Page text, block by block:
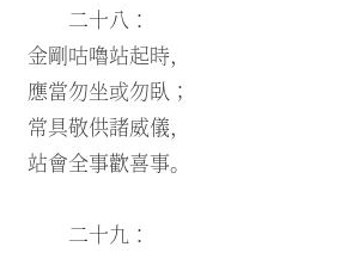
二十八：
金剛咕嚕站起時，
應當勿坐或勿臥；
常具敬供諸威儀，
站會全事歡喜事。
二十九：